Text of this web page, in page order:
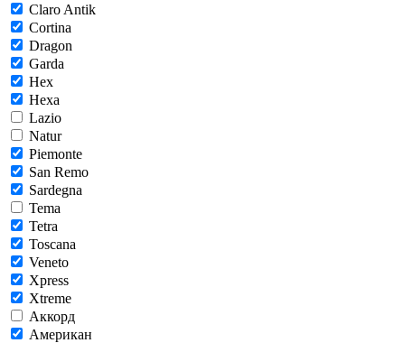
Claro Antik
Cortina
Dragon
Garda
Hex
Hexa
Lazio
Natur
Piemonte
San Remo
Sardegna
Tema
Tetra
Toscana
Veneto
Xpress
Xtreme
Аккорд
Американ